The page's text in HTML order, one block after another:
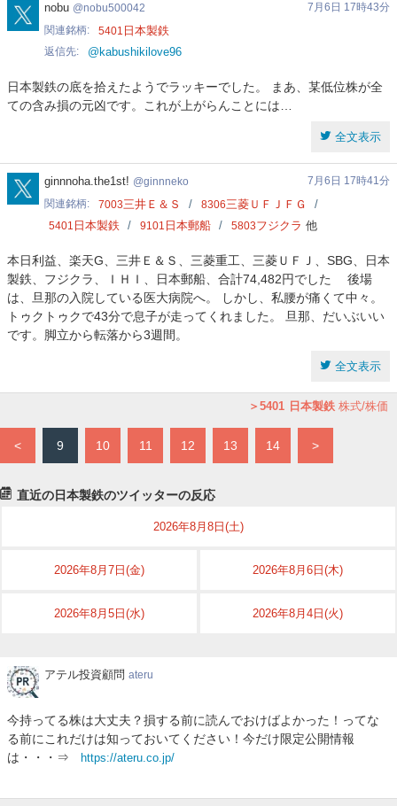
nobu500042
nobu nobu500042
7月6日 17時43分
関連銘柄
5401 日本製鉄
返信先 @kabushikilove96
日本製鉄の底を拾えたようでラッキーでした。 まあ、某低位株が全
ての含み損の元凶です。これが上がらんことには…
全文表示
ginnneko
ginnnoha.the1st! ginnneko
7月6日 17時41分
関連銘柄
7003三井Ｅ＆Ｓ 8306三菱ＵＦＪＦＧ
5401 日本製鉄 9101 日本郵船 5803フジクラ 他
本日利益、楽天G、三井Ｅ＆Ｓ、三菱重工、三菱ＵＦＪ、SBG、日本
製鉄、フジクラ、ＩＨＩ、日本郵船、合計74,482円でした 後場
は、旦那の入院している医大病院へ。 しかし、私腰が痛くて中々。
トゥクトゥクで43分で息子が走ってくれました。 旦那、だいぶいい
です。脚立から転落から3週間。
全文表示
5401 日本製鉄 株式/株価
< 9 10 11 12 13 14 >
直近の日本製鉄のツイッターの反応
2026年8月8日(土)
2026年8月7日(金) 2026年8月6日(木)
2026年8月5日(水) 2026年8月4日(火)
ア
投
資
顧
アテル投資顧問 ateru
今持ってる株は大丈夫？損する前に読んでおけばよかった！ってな
る前にこれだけは知っておいてください！今だけ限定公開情報
は・・・⇒
https://ateru.co.jp/